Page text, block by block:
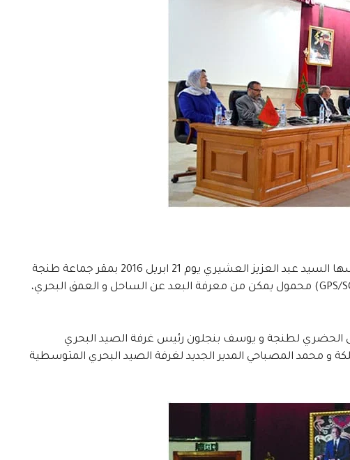
نظّمت جمعية أرباب مراكب الصيد التقليدي لميناء طنجة، والتي يترأسها السيد عبد العزيز العشيري يوم 21 ابريل 2016 بمقر جماعة طنجة
ابتداء من الساعة الخامسة مساء، حفل توزيع 55 جهاز (GPS/SONDA/HD5) محمول يمكن من معرفة البعد عن الساحل و العمق البحري،
الحضري لطنجة و يوسف بنجلون رئيس غرفة الصيد البحري
و محمد المصباحي المدير الجديد لغرفة الصيد البحري المتوسطية